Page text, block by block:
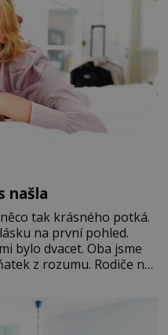
našla
tak krásného potká.
na první pohled.
bylo dvacet. Oba jsme
z rozumu. Rodiče nás